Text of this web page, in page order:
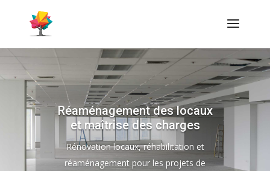
Réaménagement des locaux
et maîtrise des charges
Rénovation locaux, réhabilitation et
réaménagement pour les projets de